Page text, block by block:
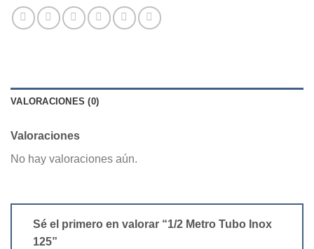
VALORACIONES (0)
Valoraciones
No hay valoraciones aún.
Sé el primero en valorar “1/2 Metro Tubo Inox
125”